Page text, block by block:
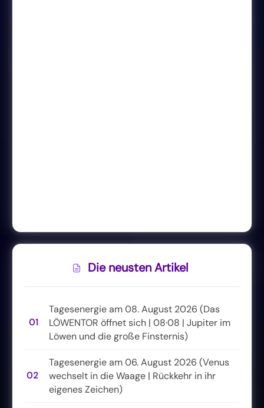
Die neusten Artikel
01
Tagesenergie am 08. August 2026 (Das
LÖWENTOR öffnet sich | 08·08 | Jupiter im
Löwen und die große Finsternis)
02
Tagesenergie am 06. August 2026 (Venus
wechselt in die Waage | Rückkehr in ihr
eigenes Zeichen)